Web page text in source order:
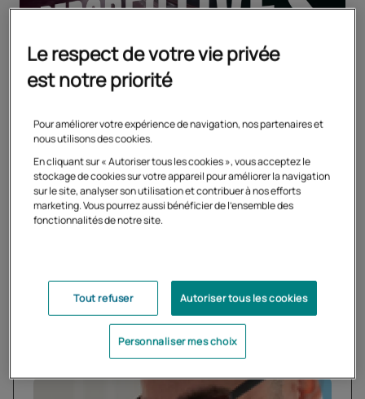
Tous les articles
Le respect de votre vie privée
est notre priorité
Pour améliorer votre expérience de navigation, nos partenaires et
nous utilisons des cookies.
En cliquant sur « Autoriser tous les cookies », vous acceptez le
stockage de cookies sur votre appareil pour améliorer la navigation
sur le site, analyser son utilisation et contribuer à nos efforts
marketing. Vous pourrez aussi bénéficier de l'ensemble des
fonctionnalités de notre site.
Tout refuser Autoriser tous les cookies
Personnaliser mes choix